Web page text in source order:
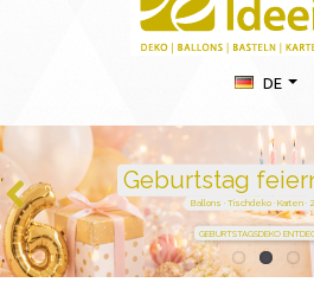
DE
Geburtstag
Ballons · Tischdeko · Karten ·
GEBURTSTAGSDEKO